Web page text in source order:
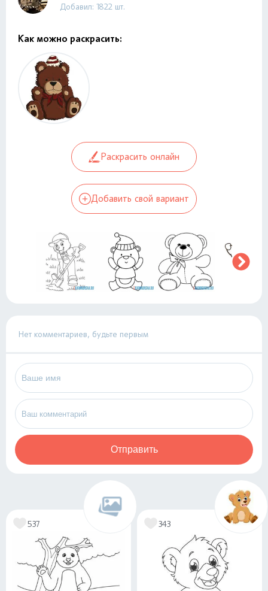
Добавил: 1822 шт.
Как можно раскрасить:
Раскрасить онлайн
Добавить свой вариант
Нет комментариев, будьте первым
Отправить
537 343